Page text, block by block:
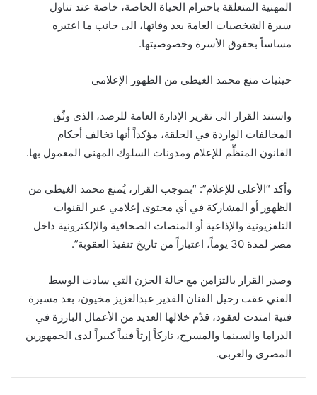
المهنية المتعلقة باحترام الحياة الخاصة، خاصة عند تناول
سيرة الشخصيات العامة بعد وفاتها، الى جانب ما اعتبره
مساساً بحقوق الأسرة وخصوصيتها.
حيثيات منع محمد الغيطي من الظهور الإعلامي
واستند القرار الى تقرير الإدارة العامة للرصد، الذي وثّق
المخالفات الواردة في الحلقة، مؤكداً أنها تخالف أحكام
القانون المنظِّم للإعلام ومدونات السلوك المهني المعمول بها.
وأكد “الأعلى للإعلام”: “بموجب القرار، يُمنع محمد الغيطي من
الظهور أو المشاركة في أي محتوى إعلامي عبر القنوات
التلفزيونية والإذاعية أو المنصات الصحافية والإلكترونية داخل
مصر لمدة 30 يوماً، اعتباراً من تاريخ تنفيذ العقوبة”.
وصدر القرار بالتزامن مع حالة الحزن التي سادت الوسط
الفني عقب رحيل الفنان القدير عبدالعزيز مخيون، بعد مسيرة
فنية امتدت لعقود، قدّم خلالها العديد من الأعمال البارزة في
الدراما والسينما والمسرح، تاركاً إرثاً فنياً كبيراً لدى الجمهورين
المصري والعربي.